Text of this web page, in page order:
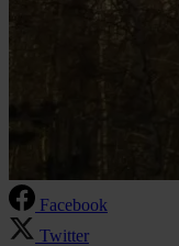
Facebook
Twitter